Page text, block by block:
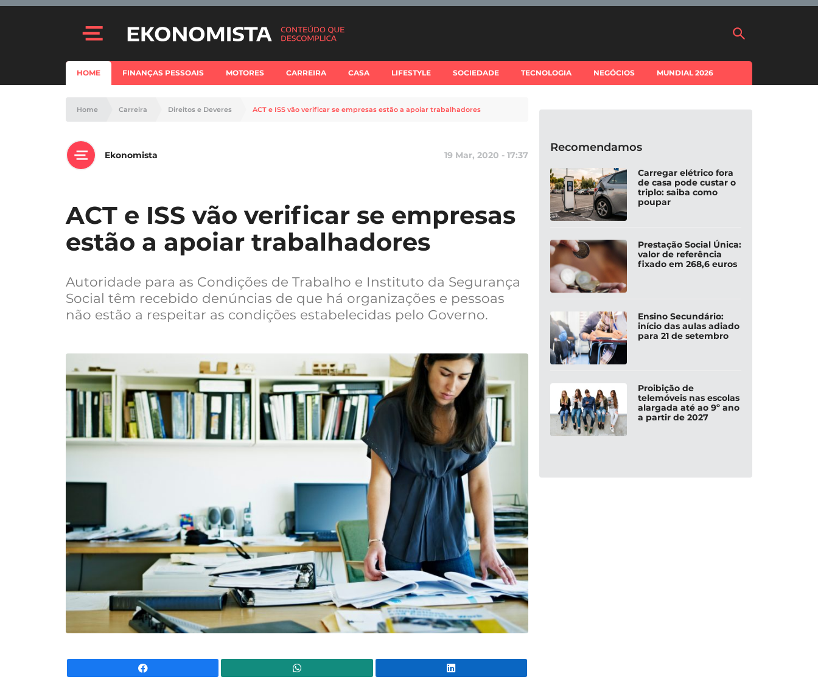
HOME FINANÇAS PESSOAIS MOTORES CARREIRA CASA LIFESTYLE SOCIEDADE TECNOLOGIA NEGÓCIOS MUNDIAL 2026
Home Carreira Direitos e Deveres ACT e ISS vão verificar se empresas estão a apoiar trabalhadores
Ekonomista 19 Mar, 2020 - 17:37
ACT e ISS vão verificar se empresas
estão a apoiar trabalhadores
Autoridade para as Condições de Trabalho e Instituto da Segurança
Social têm recebido denúncias de que há organizações e pessoas
não estão a respeitar as condições estabelecidas pelo Governo.
Recomendamos
Carregar elétrico fora
de casa pode custar o
triplo: saiba como
poupar
Prestação Social Única:
valor de referência
fixado em 268,6 euros
Ensino Secundário:
início das aulas adiado
para 21 de setembro
Proibição de
telemóveis nas escolas
alargada até ao 9º ano
a partir de 2027